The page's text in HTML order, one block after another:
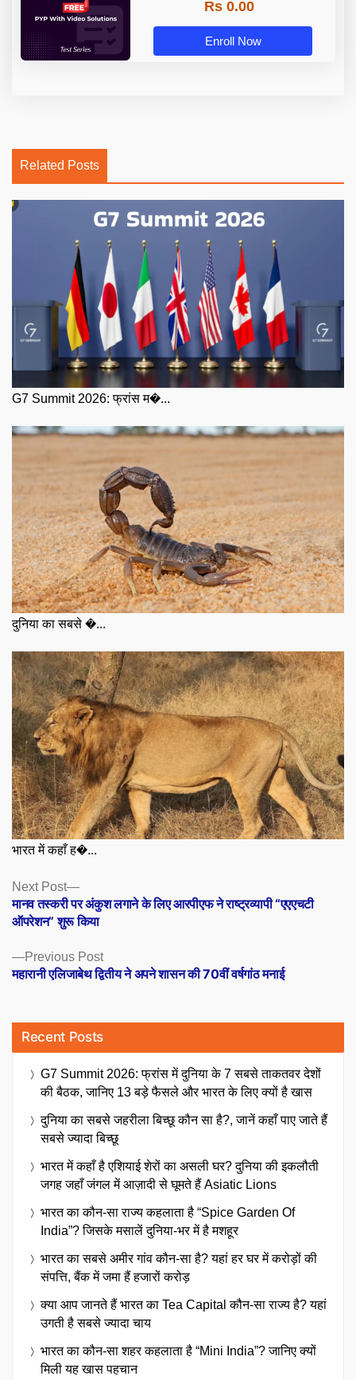
Rs 0.00
Enroll Now
Related Posts
G7 Summit 2026: फ्रांस म�...
दुनिया का सबसे �...
भारत में कहाँ ह�...
Posts
navigation
Previous PostPrevious
post:
महारानी एलिजाबेथ द्वितीय ने अपने शासन की 70वीं वर्षगांठ मनाई
Next Post
Next
post:
मानव तस्करी पर अंकुश लगाने के लिए आरपीएफ ने राष्ट्रव्यापी “एएएचटी
ऑपरेशन” शुरू किया
Recent Posts
G7 Summit 2026: फ्रांस में दुनिया के 7 सबसे ताकतवर देशों
की बैठक, जानिए 13 बड़े फैसले और भारत के लिए क्यों है खास
दुनिया का सबसे जहरीला बिच्छू कौन सा है?, जानें कहाँ पाए जाते हैं
सबसे ज्यादा बिच्छू
भारत में कहाँ है एशियाई शेरों का असली घर? दुनिया की इकलौती
जगह जहाँ जंगल में आज़ादी से घूमते हैं Asiatic Lions
भारत का कौन-सा राज्य कहलाता है “Spice Garden Of
India”? जिसके मसालें दुनिया-भर में है मशहूर
भारत का सबसे अमीर गांव कौन-सा है? यहां हर घर में करोड़ों की
संपत्ति, बैंक में जमा हैं हजारों करोड़
क्या आप जानते हैं भारत का Tea Capital कौन-सा राज्य है? यहां
उगती है सबसे ज्यादा चाय
भारत का कौन-सा शहर कहलाता है “Mini India”? जानिए क्यों
मिली यह खास पहचान